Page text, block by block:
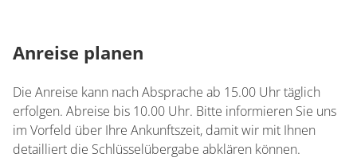
Anreise planen
Die Anreise kann nach Absprache ab 15.00 Uhr täglich
erfolgen. Abreise bis 10.00 Uhr. Bitte informieren Sie uns
im Vorfeld über Ihre Ankunftszeit, damit wir mit Ihnen
detailliert die Schlüsselübergabe abklären können.